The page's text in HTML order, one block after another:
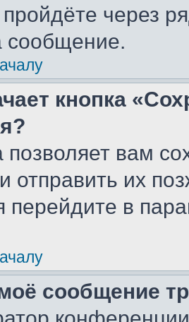
пройдёте через
кнопка
позволяет вам
отправить их
перейдите в
сообщение